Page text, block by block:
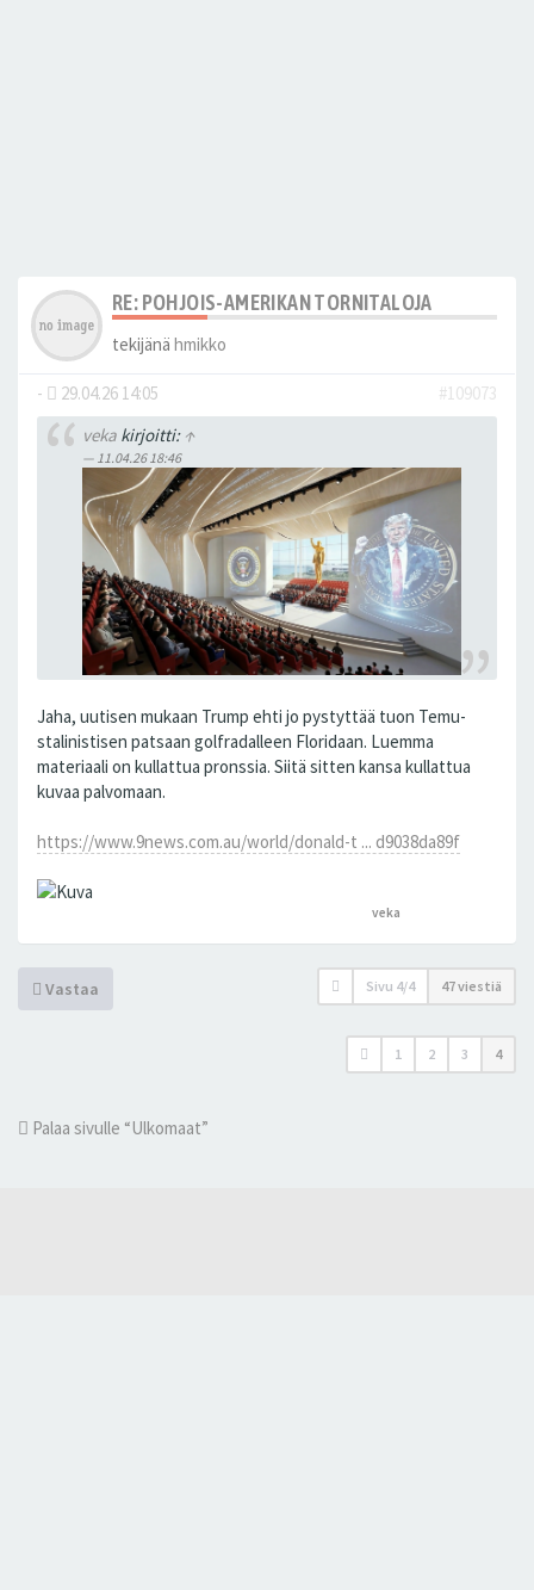
RE: POHJOIS-AMERIKAN TORNITALOJA
tekijänä hmikko
- 29.04.26 14:05
#109073
vekakirjoitti: ↑
11.04.26 18:46
Jaha, uutisen mukaan Trump ehti jo pystyttää tuon Temu-
stalinistisen patsaan golfradalleen Floridaan. Luemma
materiaali on kullattua pronssia. Siitä sitten kansa kullattua
kuvaa palvomaan.
https://www.9news.com.au/world/donald-t ... d9038da89f
veka
Vastaa Sivu 4/4 47 viestiä
1 2 3 4
Palaa sivulle “Ulkomaat”